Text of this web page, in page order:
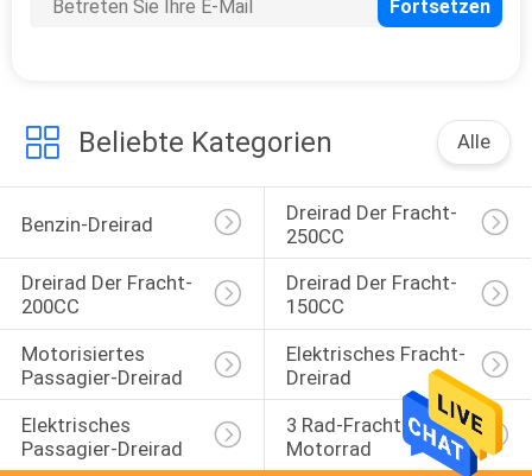
Beliebte Kategorien Alle
Benzin-Dreirad
Dreirad Der Fracht-
250CC
Dreirad Der Fracht-
200CC
Dreirad Der Fracht-
150CC
Motorisiertes
Passagier-Dreirad
Elektrisches Fracht-
Dreirad
Elektrisches
Passagier-Dreirad
3 Rad-Fracht-
Motorrad